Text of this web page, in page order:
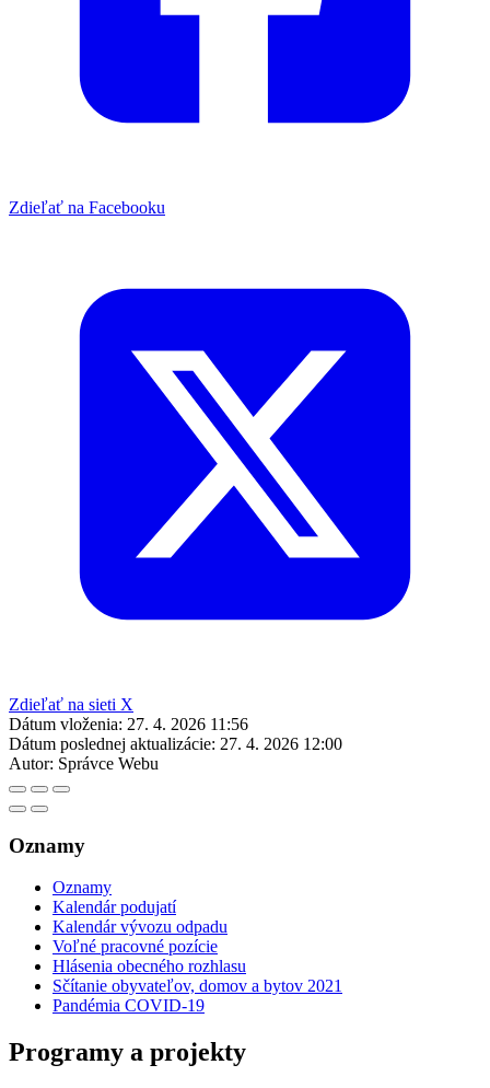
Zdieľať na Facebooku
Zdieľať na sieti X
Dátum vloženia: 27. 4. 2026 11:56
Dátum poslednej aktualizácie: 27. 4. 2026 12:00
Autor: Správce Webu
Oznamy
Oznamy
Kalendár podujatí
Kalendár vývozu odpadu
Voľné pracovné pozície
Hlásenia obecného rozhlasu
Sčítanie obyvateľov, domov a bytov 2021
Pandémia COVID-19
Programy a projekty